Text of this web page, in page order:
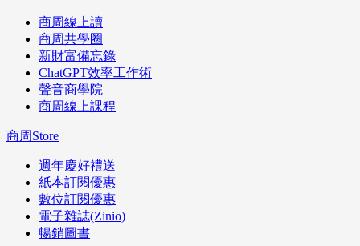
商周線上讀
商周共學圈
新財富備忘錄
ChatGPT效率工作術
聲音商學院
商周線上課程
商周Store
週年慶好禮送
紙本訂閱優惠
數位訂閱優惠
電子雜誌(Zinio)
暢銷圖書